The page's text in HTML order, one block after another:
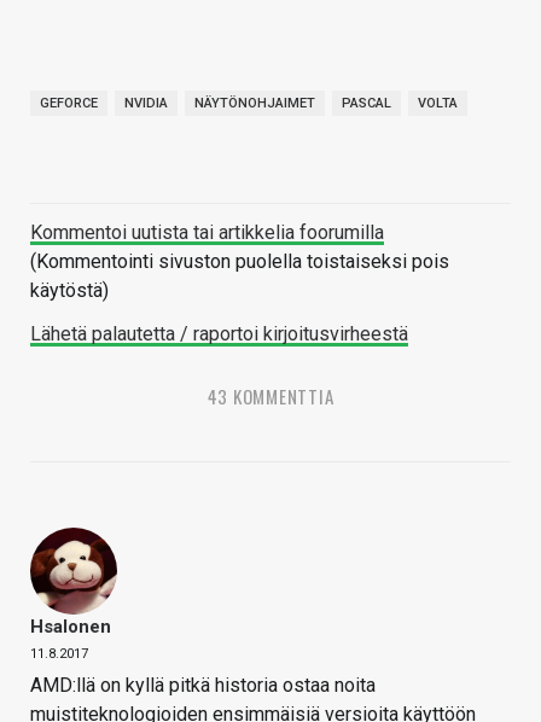
GEFORCE NVIDIA NÄYTÖNOHJAIMET PASCAL VOLTA
Kommentoi uutista tai artikkelia foorumilla
(Kommentointi sivuston puolella toistaiseksi pois
käytöstä)
Lähetä palautetta / raportoi kirjoitusvirheestä
43 KOMMENTTIA
Hsalonen
11.8.2017
AMD:llä on kyllä pitkä historia ostaa noita
muistiteknologioiden ensimmäisiä versioita käyttöön